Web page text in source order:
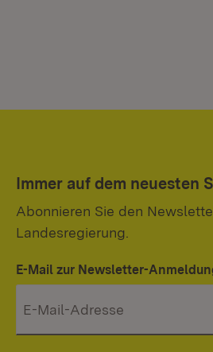
Immer auf dem neuesten
Abonnieren Sie den
Landesregierung.
E-Mail zur Newsletter-